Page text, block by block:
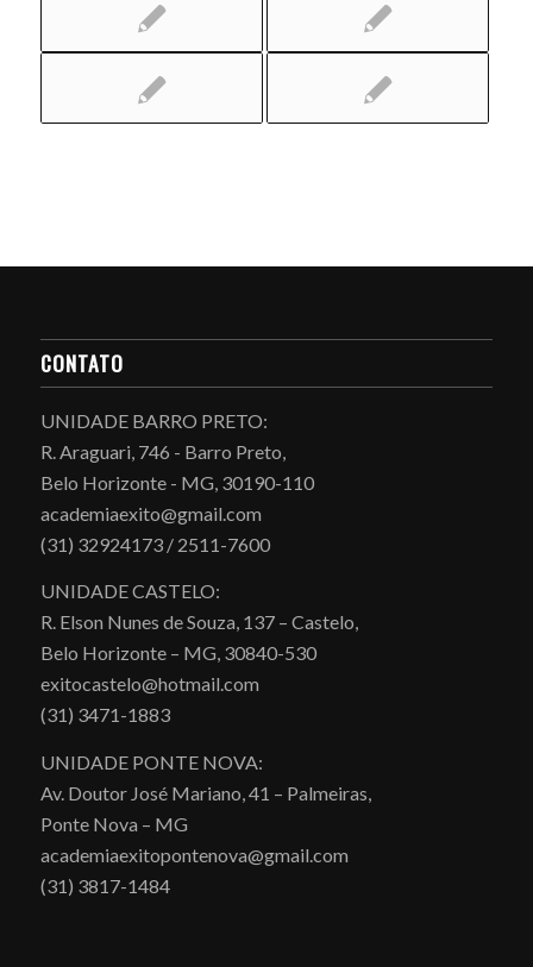
CONTATO
UNIDADE BARRO PRETO:
R. Araguari, 746 - Barro Preto,
Belo Horizonte - MG, 30190-110
academiaexito@gmail.com
(31) 32924173 / 2511-7600
UNIDADE CASTELO:
R. Elson Nunes de Souza, 137 – Castelo,
Belo Horizonte – MG, 30840-530
exitocastelo@hotmail.com
(31) 3471-1883
UNIDADE PONTE NOVA:
Av. Doutor José Mariano, 41 – Palmeiras,
Ponte Nova – MG
academiaexitopontenova@gmail.com
(31) 3817-1484